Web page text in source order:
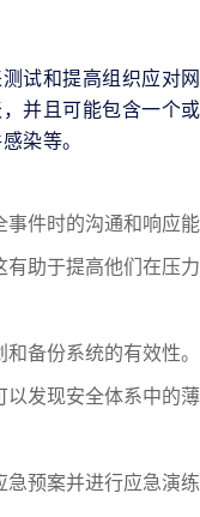
试和提高组织应对
并且可能包含一个或
染等。
件时的沟通和响应能
助于提高他们在压
备份系统的有效性。
发现安全体系中的
预案并进行应急演